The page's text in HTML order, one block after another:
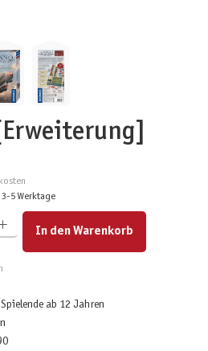
5 Werktage
ein oder benutze die Schaltflächen um die Anzahl zu
In den Warenkorb
ab 12 Jahren